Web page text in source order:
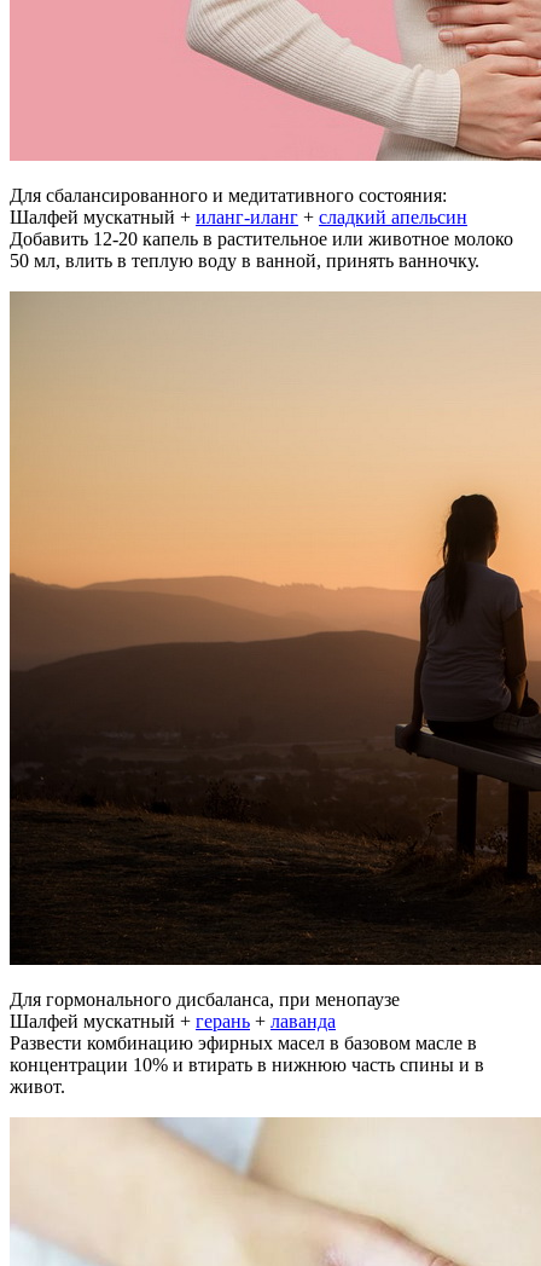
Для сбалансированного и медитативного состояния:
Шалфей мускатный + иланг-иланг + сладкий апельсин
Добавить 12-20 капель в растительное или животное молоко
50 мл, влить в теплую воду в ванной, принять ванночку.
Для гормонального дисбаланса, при менопаузе
Шалфей мускатный + герань + лаванда
Развести комбинацию эфирных масел в базовом масле в
концентрации 10% и втирать в нижнюю часть спины и в
живот.